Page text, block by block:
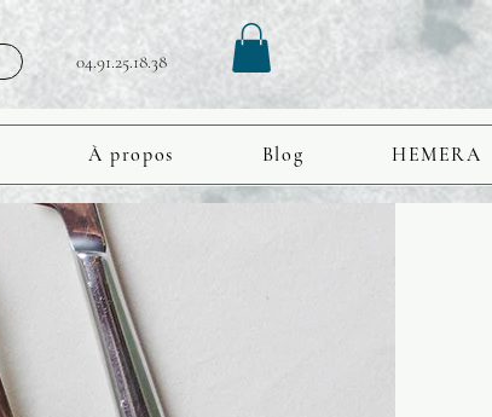
04.91.25.18.38
À propos Blog HEMERA
Contact